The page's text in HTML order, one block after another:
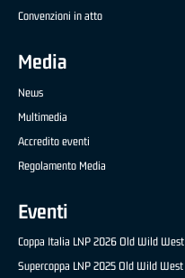
Convenzioni in atto
Media
News
Multimedia
Accredito eventi
Regolamento Media
Eventi
Coppa Italia LNP 2026 Old Wild West
Supercoppa LNP 2025 Old Wild West